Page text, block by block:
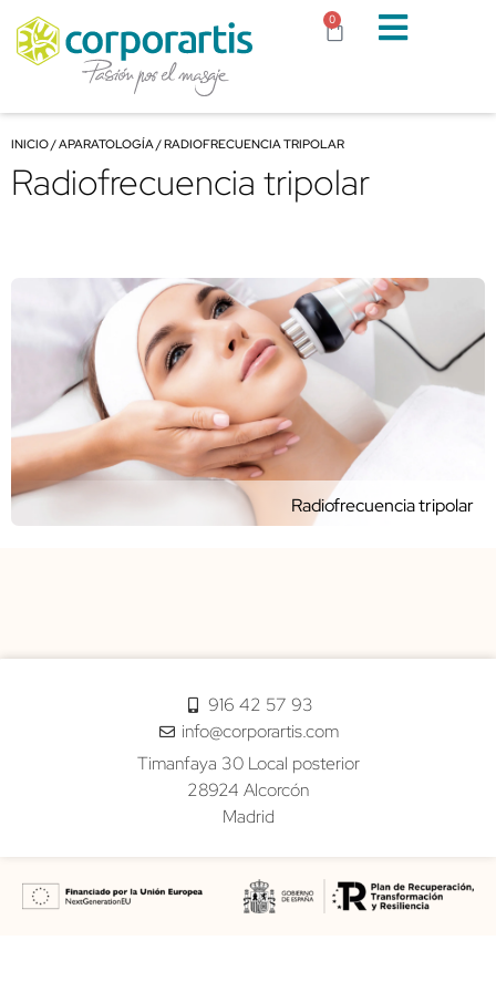
0
INICIO/APARATOLOGÍA/ RADIOFRECUENCIA TRIPOLAR
Radiofrecuencia tripolar
Radiofrecuencia tripolar
916 42 57 93
info@corporartis.com
Timanfaya 30 Local posterior
28924 Alcorcón
Madrid